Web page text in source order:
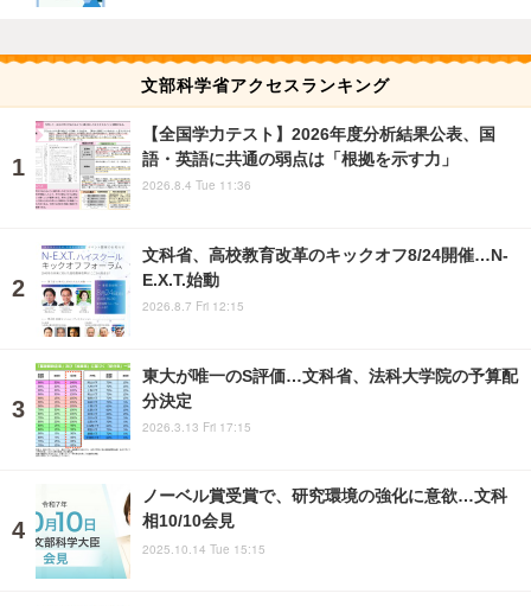
文部科学省アクセスランキング
【全国学力テスト】2026年度分析結果公表、国
語・英語に共通の弱点は「根拠を示す力」
2026.8.4 Tue 11:36
文科省、高校教育改革のキックオフ8/24開催…N-
E.X.T.始動
2026.8.7 Fri 12:15
東大が唯一のS評価…文科省、法科大学院の予算配
分決定
2026.3.13 Fri 17:15
ノーベル賞受賞で、研究環境の強化に意欲…文科
相10/10会見
2025.10.14 Tue 15:15